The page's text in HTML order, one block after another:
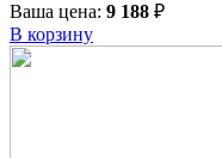
Ваша цена: 9 188 ₽
В корзину